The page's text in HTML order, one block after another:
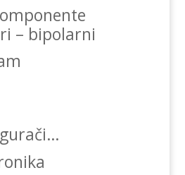
– bipolarni